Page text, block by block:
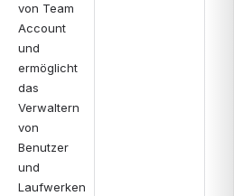
von Team
Account
und
ermöglicht
das
Verwaltern
von
Benutzer
und
Laufwerken